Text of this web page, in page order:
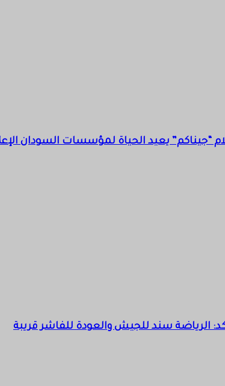
“جيناكم” يعيد الحياة لمؤسسات السودان
الرياضة سند للجيش والعودة للفاشر قريبة